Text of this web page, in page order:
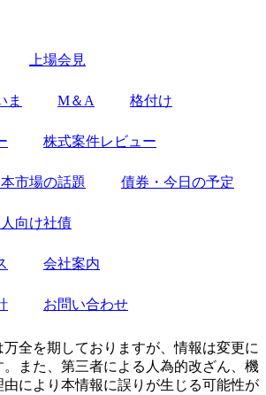
上場会見
ま M＆A 格付け
株式案件レビュー
市場の話題 債券・今日の予定
向け社債
会社案内
お問い合わせ
全を期しておりますが、情報は変更に
また、第三者による人為的改ざん、機
により本情報に誤りが生じる可能性が